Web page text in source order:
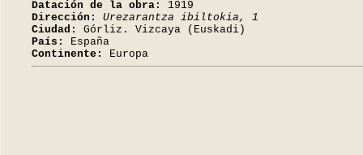
Datación de la obra:
1919
Dirección:
Urezarantza ibiltokia, 1
Ciudad:
Górliz. Vizcaya (Euskadi)
País:
España
Continente:
Europa